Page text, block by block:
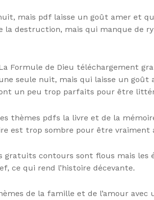
mais pdf laisse un goût amer et
destruction, mais qui manque de
Formule de Dieu téléchargement
seule nuit, mais qui laisse un
un peu trop parfaits pour être
thèmes pdfs la livre et de la
est trop sombre pour être vraiment
gratuits contours sont flous mais
ce qui rend l’histoire décevante.
de la famille et de l’amour